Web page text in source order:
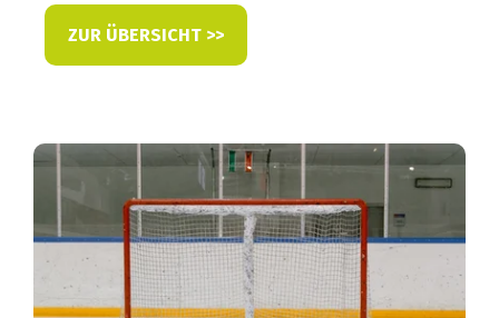
ZUR ÜBERSICHT >>